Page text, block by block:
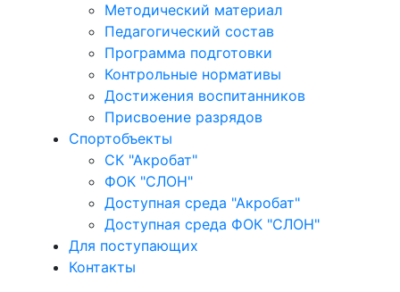
Методический материал
Педагогический состав
Программа подготовки
Контрольные нормативы
Достижения воспитанников
Присвоение разрядов
Спортобъекты
СК "Акробат"
ФОК "СЛОН"
Доступная среда "Акробат"
Доступная среда ФОК "СЛОН"
Для поступающих
Контакты